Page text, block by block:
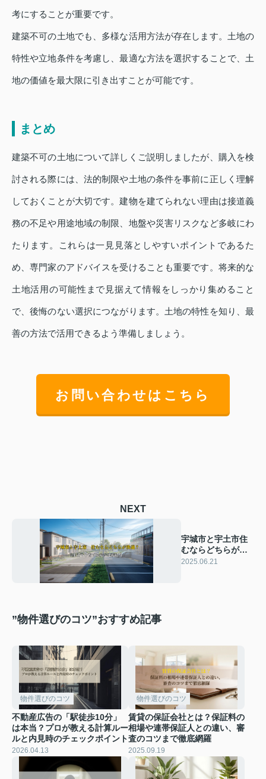
考にすることが重要です。
建築不可の土地でも、多様な活用方法が存在します。土地の
特性や立地条件を考慮し、最適な方法を選択することで、土
地の価値を最大限に引き出すことが可能です。
まとめ
建築不可の土地について詳しくご説明しましたが、購入を検
討される際には、法的制限や土地の条件を事前に正しく理解
しておくことが大切です。建物を建てられない理由は接道義
務の不足や用途地域の制限、地盤や災害リスクなど多岐にわ
たります。これらは一見見落としやすいポイントであるた
め、専門家のアドバイスを受けることも重要です。将来的な
土地活用の可能性まで見据えて情報をしっかり集めること
で、後悔のない選択につながります。土地の特性を知り、最
善の方法で活用できるよう準備しましょう。
お問い合わせはこちら
NEXT
宇城市と宇土市住
むならどちらが快
適？生活や子育て
2025.06.21
”物件選びのコツ”おすすめ記事
物件選びのコツ
不動産広告の「駅徒歩10分」
は本当？プロが教える計算ルー
ルと内見時のチェックポイント
2026.04.13
物件選びのコツ
賃貸の保証会社とは？保証料の
相場や連帯保証人との違い、審
査のコツまで徹底網羅
2025.09.19